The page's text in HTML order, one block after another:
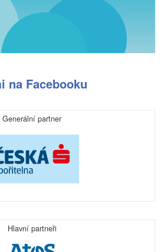
na Facebooku
Generální partner
Hlavní partneři